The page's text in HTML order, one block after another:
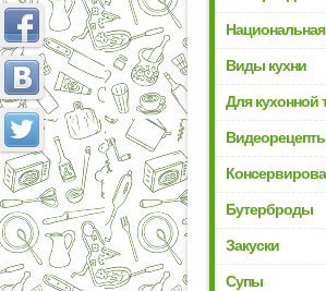
Национальная
Виды кухни
Для кухонной
Бутерброды
Закуски
Супы